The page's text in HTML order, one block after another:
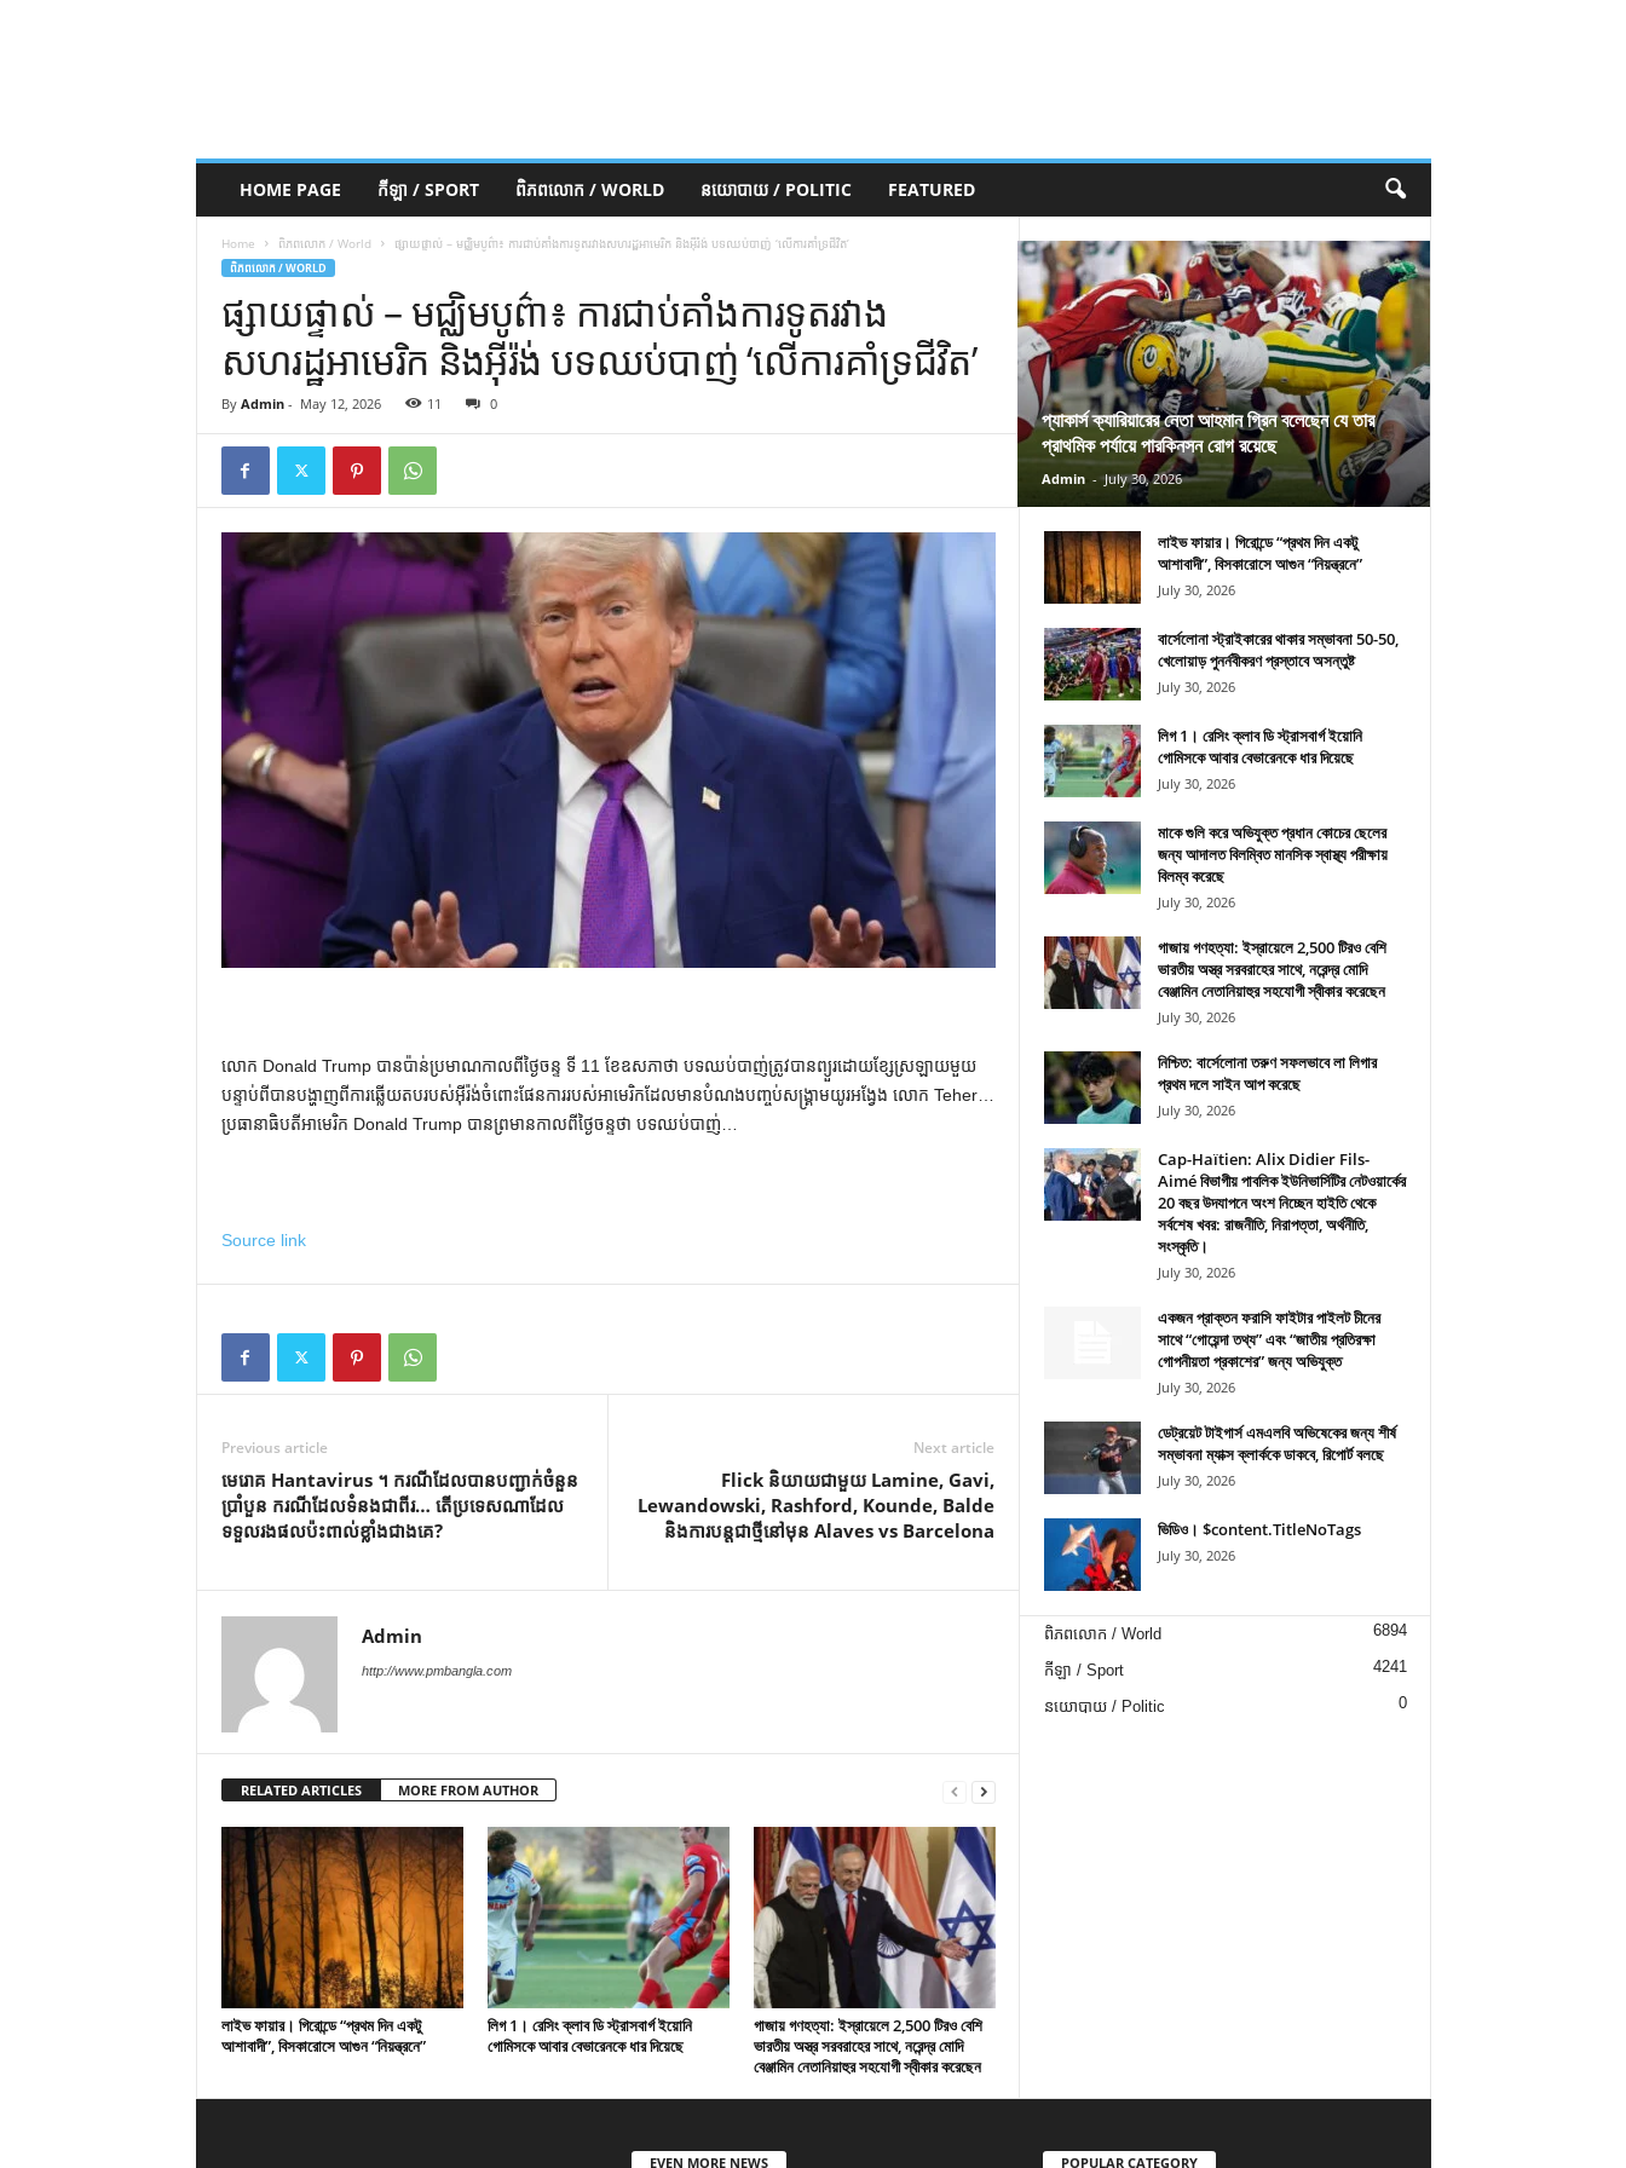
HOME PAGE កីឡា / SPORT ពិភពលោក / WORLD នយោបាយ / POLITIC FEATURED
Home ពិភពលោក / World ផ្សាយផ្ទាល់ – មជ្ឈិមបូព៌ា៖ ការជាប់គាំងការទូតរវាងសហរដ្ឋអាមេរិក និងអ៊ីរ៉ង់ បទឈប់បាញ់ ‘លើការគាំទ្រជីវិត’
ពិភពលោក / WORLD
ផ្សាយផ្ទាល់ – មជ្ឈិមបូព៌ា៖ ការជាប់គាំងការទូតរវាង
សហរដ្ឋអាមេរិក និងអ៊ីរ៉ង់ បទឈប់បាញ់ ‘លើការគាំទ្រជីវិត’
By Admin- May 12, 2026 11 0
លោក Donald Trump បានប៉ាន់ប្រមាណកាលពីថ្ងៃចន្ទ ទី 11 ខែឧសភាថា បទឈប់បាញ់ត្រូវបានព្យួរដោយខ្សែស្រឡាយមួយ
បន្ទាប់ពីបានបង្ហាញពីការឆ្លើយតបរបស់អ៊ីរ៉ង់ចំពោះផែនការរបស់អាមេរិកដែលមានបំណងបញ្ចប់សង្រ្គាមយូរអង្វែង លោក Teher…
ប្រធានាធិបតីអាមេរិក Donald Trump បានព្រមានកាលពីថ្ងៃចន្ទថា បទឈប់បាញ់…
Source link
Previous article
មេរោគ Hantavirus ។ ករណី​ដែល​បាន​បញ្ជាក់​ចំនួន​
ប្រាំបួន ករណី​ដែល​ទំនង​ជា​ពីរ… តើ​ប្រទេស​ណា​ដែល​
ទទួល​រង​ផល​ប៉ះពាល់​ខ្លាំង​ជាង​គេ?
Next article
Flick និយាយជាមួយ Lamine, Gavi,
Lewandowski, Rashford, Kounde, Balde
និងការបន្តជាថ្មីនៅមុន Alaves vs Barcelona
Admin
http://www.pmbangla.com
RELATED ARTICLES MORE FROM AUTHOR
লাইভ ফায়ার। গিরোন্ডে “প্রথম দিন একটু
আশাবাদী”, বিসকারোসে আগুন “নিয়ন্ত্রনে”
লিগ 1। রেসিং ক্লাব ডি স্ট্রাসবার্গ ইয়োনি
গোমিসকে আবার বেভারেনকে ধার দিয়েছে
গাজায় গণহত্যা: ইস্রায়েলে 2,500 টিরও বেশি
ভারতীয় অস্ত্র সরবরাহের সাথে, নরেন্দ্র মোদি
বেঞ্জামিন নেতানিয়াহুর সহযোগী স্বীকার করেছেন
প্যাকার্স ক্যারিয়ারের নেতা আহমান গ্রিন বলেছেন যে তার
প্রাথমিক পর্যায়ে পারকিনসন রোগ রয়েছে
Admin - July 30, 2026
লাইভ ফায়ার। গিরোন্ডে “প্রথম দিন একটু
আশাবাদী”, বিসকারোসে আগুন “নিয়ন্ত্রনে”
July 30, 2026
বার্সেলোনা স্ট্রাইকারের থাকার সম্ভাবনা 50-50,
খেলোয়াড় পুনর্নবীকরণ প্রস্তাবে অসন্তুষ্ট
July 30, 2026
লিগ 1। রেসিং ক্লাব ডি স্ট্রাসবার্গ ইয়োনি
গোমিসকে আবার বেভারেনকে ধার দিয়েছে
July 30, 2026
মাকে গুলি করে অভিযুক্ত প্রধান কোচের ছেলের
জন্য আদালত বিলম্বিত মানসিক স্বাস্থ্য পরীক্ষায়
বিলম্ব করেছে
July 30, 2026
গাজায় গণহত্যা: ইস্রায়েলে 2,500 টিরও বেশি
ভারতীয় অস্ত্র সরবরাহের সাথে, নরেন্দ্র মোদি
বেঞ্জামিন নেতানিয়াহুর সহযোগী স্বীকার করেছেন
July 30, 2026
নিশ্চিত: বার্সেলোনা তরুণ সফলভাবে লা লিগার
প্রথম দলে সাইন আপ করেছে
July 30, 2026
Cap-Haïtien: Alix Didier Fils-
Aimé বিভাগীয় পাবলিক ইউনিভার্সিটির নেটওয়ার্কের
20 বছর উদযাপনে অংশ নিচ্ছেন হাইতি থেকে
সর্বশেষ খবর: রাজনীতি, নিরাপত্তা, অর্থনীতি,
সংস্কৃতি।
July 30, 2026
একজন প্রাক্তন ফরাসি ফাইটার পাইলট চীনের
সাথে “গোয়েন্দা তথ্য” এবং “জাতীয় প্রতিরক্ষা
গোপনীয়তা প্রকাশের” জন্য অভিযুক্ত
July 30, 2026
ডেট্রয়েট টাইগার্স এমএলবি অভিষেকের জন্য শীর্ষ
সম্ভাবনা ম্যাক্স ক্লার্ককে ডাকবে, রিপোর্ট বলছে
July 30, 2026
ভিডিও। $content.TitleNoTags
July 30, 2026
ពិភពលោក / World 6894
កីឡា / Sport 4241
នយោបាយ / Politic 0
EVEN MORE NEWS POPULAR CATEGORY